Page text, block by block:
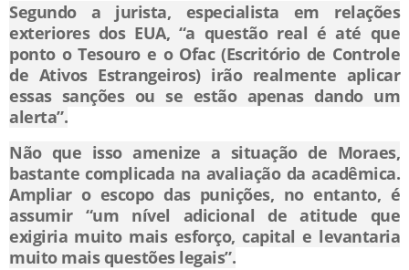
Segundo a jurista, especialista em relações
exteriores dos EUA, “a questão real é até que
ponto o Tesouro e o Ofac (Escritório de Controle
de Ativos Estrangeiros) irão realmente aplicar
essas sanções ou se estão apenas dando um
alerta”.
Não que isso amenize a situação de Moraes,
bastante complicada na avaliação da acadêmica.
Ampliar o escopo das punições, no entanto, é
assumir “um nível adicional de atitude que
exigiria muito mais esforço, capital e levantaria
muito mais questões legais”.